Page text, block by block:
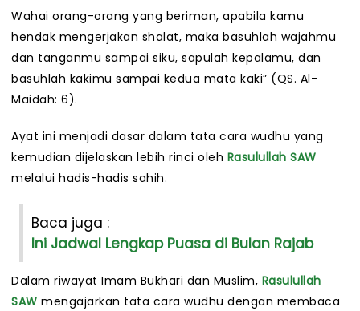
Wahai orang-orang yang beriman, apabila kamu
hendak mengerjakan shalat, maka basuhlah wajahmu
dan tanganmu sampai siku, sapulah kepalamu, dan
basuhlah kakimu sampai kedua mata kaki” (QS. Al-
Maidah: 6).
Ayat ini menjadi dasar dalam tata cara wudhu yang
kemudian dijelaskan lebih rinci oleh Rasulullah SAW
melalui hadis-hadis sahih.
Baca juga :
Ini Jadwal Lengkap Puasa di Bulan Rajab
Dalam riwayat Imam Bukhari dan Muslim, Rasulullah
SAW mengajarkan tata cara wudhu dengan membaca